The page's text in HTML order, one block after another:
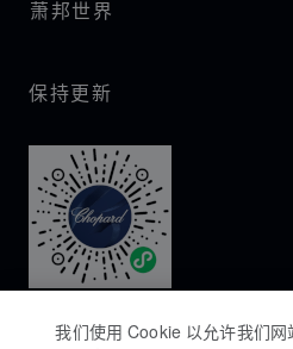
萧邦世界
保持更新
我们使用 Cookie 以允许我们